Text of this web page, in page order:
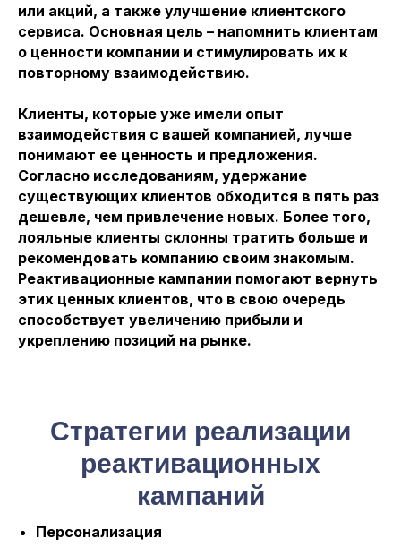
или акций, а также улучшение клиентского
сервиса. Основная цель – напомнить клиентам
о ценности компании и стимулировать их к
повторному взаимодействию.
Клиенты, которые уже имели опыт
взаимодействия с вашей компанией, лучше
понимают ее ценность и предложения.
Согласно исследованиям, удержание
существующих клиентов обходится в пять раз
дешевле, чем привлечение новых. Более того,
лояльные клиенты склонны тратить больше и
рекомендовать компанию своим знакомым.
Реактивационные кампании помогают вернуть
этих ценных клиентов, что в свою очередь
способствует увеличению прибыли и
укреплению позиций на рынке.
Стратегии реализации
реактивационных
кампаний
Персонализация